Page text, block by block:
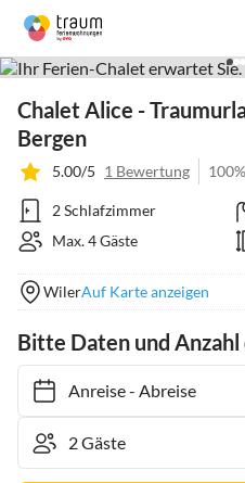
Chalet Alice -
Bergen
5.00/5 1 Bewertung
2 Schlafzimmer
Max. 4 Gäste
WilerAuf Karte anzeigen
Bitte Daten und
Anreise- Abreise